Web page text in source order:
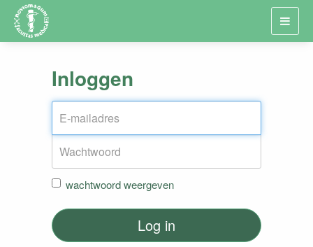
Inloggen
wachtwoord weergeven
Log in